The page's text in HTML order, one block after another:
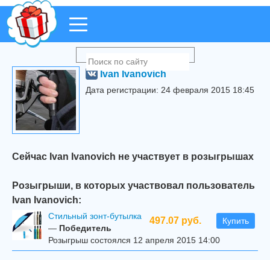
Ivan Ivanovich
Дата регистрации: 24 февраля 2015 18:45
Сейчас Ivan Ivanovich не участвует в розыгрышах
Розыгрыши, в которых участвовал пользователь
Ivan Ivanovich:
497.07 руб. Купить
Стильный зонт-бутылка
— Победитель
Розыгрыш состоялся 12 апреля 2015 14:00